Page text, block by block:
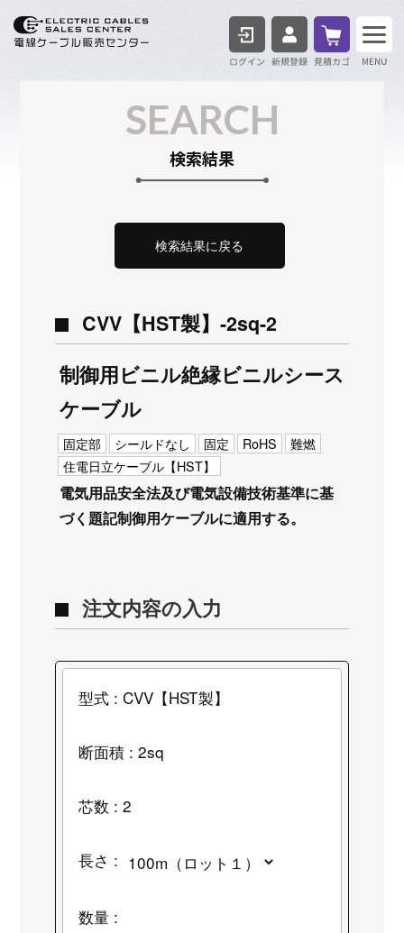
ログイン 見積
SEARCH
検索結果
検索結果に戻る
CVV【HST製】-2sq-2
制御用ビニル絶縁ビニルシース
ケーブル
固定部 シールドなし 固定 RoHS
難燃
住電日立ケーブル【HST】
電気用品安全法及び電気設備技術基準に基
づく題記制御用ケーブルに適用する。
注文内容の入力
型式 : CVV【HST製】
断面積 : 2sq
芯数 : 2
長さ :
数量 :